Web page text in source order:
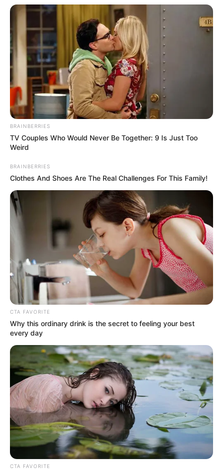
BRAINBERRIES
TV Couples Who Would Never Be Together: 9 Is Just Too
Weird
BRAINBERRIES
Clothes And Shoes Are The Real Challenges For This Family!
CTA FAVORITE
Why this ordinary drink is the secret to feeling your best
every day
CTA FAVORITE